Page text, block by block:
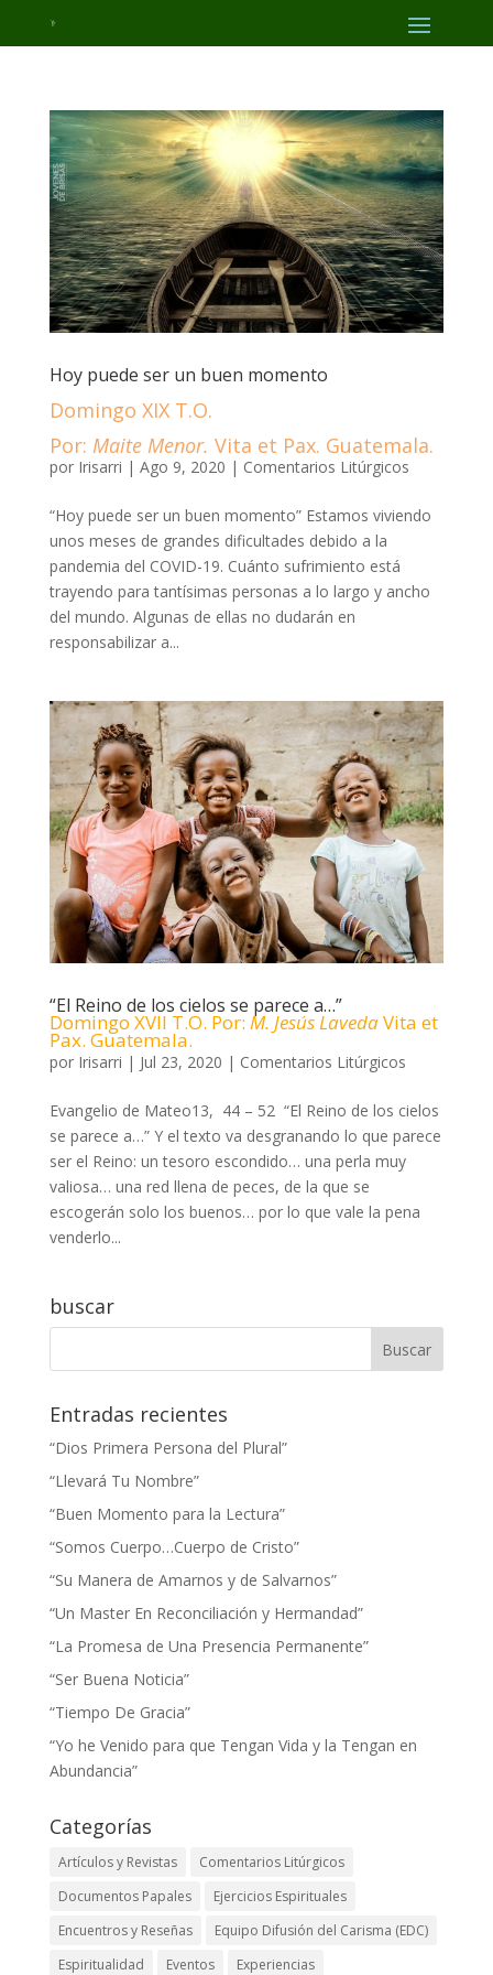
Hoy puede ser un buen momento
Domingo XIX T.O.
Por: Maite Menor. Vita et Pax. Guatemala.
por Irisarri | Ago 9, 2020 | Comentarios Litúrgicos
“Hoy puede ser un buen momento” Estamos viviendo
unos meses de grandes dificultades debido a la
pandemia del COVID-19. Cuánto sufrimiento está
trayendo para tantísimas personas a lo largo y ancho
del mundo. Algunas de ellas no dudarán en
responsabilizar a...
“El Reino de los cielos se parece a…”
Domingo XVII T.O. Por: M. Jesús LavedaVita et
Pax. Guatemala.
por Irisarri | Jul 23, 2020 | Comentarios Litúrgicos
Evangelio de Mateo13, 44 – 52 “El Reino de los cielos
se parece a…” Y el texto va desgranando lo que parece
ser el Reino: un tesoro escondido… una perla muy
valiosa… una red llena de peces, de la que se
escogerán solo los buenos… por lo que vale la pena
venderlo...
buscar
Entradas recientes
“Dios Primera Persona del Plural”
“Llevará Tu Nombre”
“Buen Momento para la Lectura”
“Somos Cuerpo…Cuerpo de Cristo”
“Su Manera de Amarnos y de Salvarnos”
“Un Master En Reconciliación y Hermandad”
“La Promesa de Una Presencia Permanente”
“Ser Buena Noticia”
“Tiempo De Gracia”
“Yo he Venido para que Tengan Vida y la Tengan en
Abundancia”
Categorías
Artículos y Revistas
Comentarios Litúrgicos
Documentos Papales
Ejercicios Espirituales
Encuentros y Reseñas
Equipo Difusión del Carisma (EDC)
Espiritualidad
Eventos Experiencias